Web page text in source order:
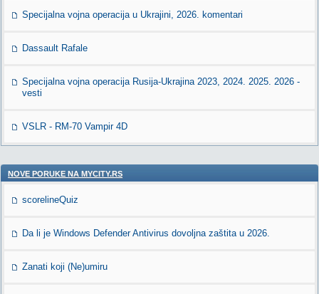
Specijalna vojna operacija u Ukrajini, 2026. komentari
Dassault Rafale
Specijalna vojna operacija Rusija-Ukrajina 2023, 2024. 2025. 2026 -
vesti
VSLR - RM-70 Vampir 4D
NOVE PORUKE NA MYCITY.RS
scorelineQuiz
Da li je Windows Defender Antivirus dovoljna zaštita u 2026.
Zanati koji (Ne)umiru